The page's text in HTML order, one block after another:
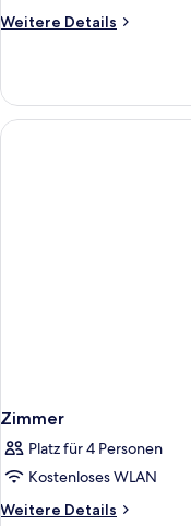
Weitere Details
Weitere
Zimmer
Platz für 4 Personen
Kostenloses WLAN
Weitere Details
Weitere